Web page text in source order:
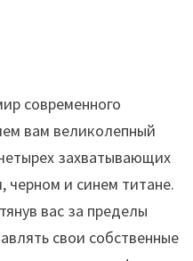
современного
вам великолепный
захватывающих
черном и синем титане.
вас за пределы
свои собственные